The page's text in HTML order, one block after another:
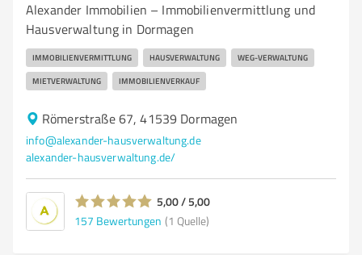
Alexander Immobilien – Immobilienvermittlung und
Hausverwaltung in Dormagen
IMMOBILIENVERMITTLUNG HAUSVERWALTUNG WEG-VERWALTUNG
MIETVERWALTUNG IMMOBILIENVERKAUF
Römerstraße 67, 41539 Dormagen
info@alexander-hausverwaltung.de
alexander-hausverwaltung.de/
5,00 / 5,00
157 Bewertungen (1 Quelle)